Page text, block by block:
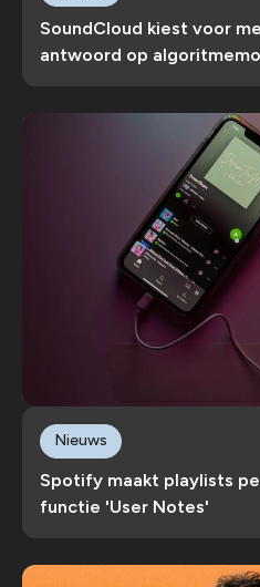
SoundCloud kiest voor
antwoord op
Spotify maakt playlists
functie 'User Notes'
Nieuws